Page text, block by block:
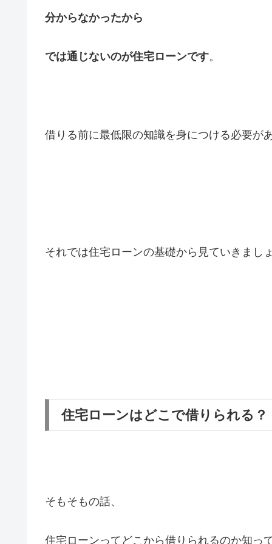
分からなかったから
では通じないのが住宅ローンです。
借りる前に最低限の知識を身につける必要が
それでは住宅ローンの基礎から見ていきましょ
住宅ローンはどこで借りられる？
そもそもの話、
住宅ローンってどこから借りられるのか知っ